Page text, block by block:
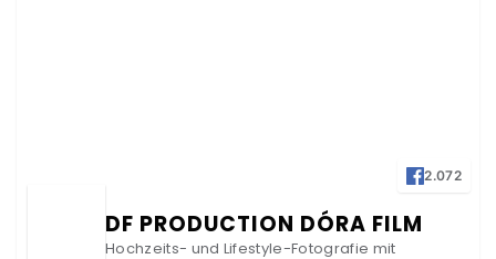
2.072
DF PRODUCTION DÓRA FILM
Hochzeits- und Lifestyle-Fotografie mit